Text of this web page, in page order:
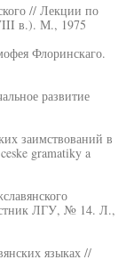
// Лекции по
в.). М., 1975
Флоринскаго.
развитие
заимствований в
gramatiky a
ЛГУ, № 14. Л.,
языках //